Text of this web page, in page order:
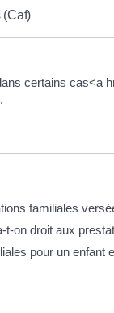
(Caf)
certains cas<a
familiales
t-on droit aux
pour un enfant